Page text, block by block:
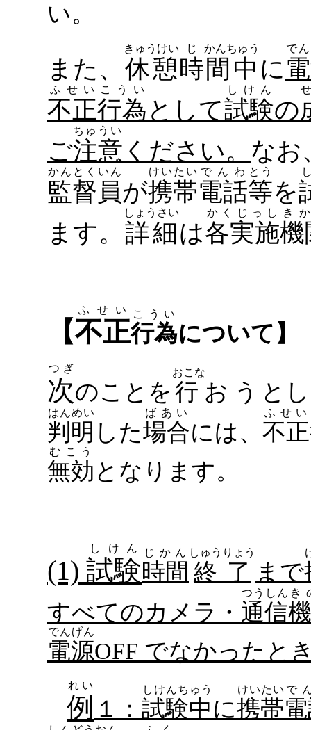
い。
また、 休憩
きゅうけい
時
じ
間中
かんちゅう
に
で
不正
ふせい
行為
こうい
として試験
しけん
の
ご注意
ちゅうい
ください。 なお
監督員
かんとくいん
が携帯
けいたい
電話
でんわ
等
とう
を
ます。 詳細
しょうさい
は各実施
かくじっし
機
き
【不正
ふせい
行為
こうい
について】
次
つぎ
のことを 行おう
おこな
と
判明
はんめい
した場合
ばあい
には、 不正
ふせい
無効
むこう
となります。
(1) 試験
しけん
時間
じかん
終了
しゅうりょう
まで
すべてのカメラ・ 通信
つうしん き
電源
でんげん
OFF でなかったと
例
れい
１： 試験中
しけんちゅう
に携帯
けいたい で